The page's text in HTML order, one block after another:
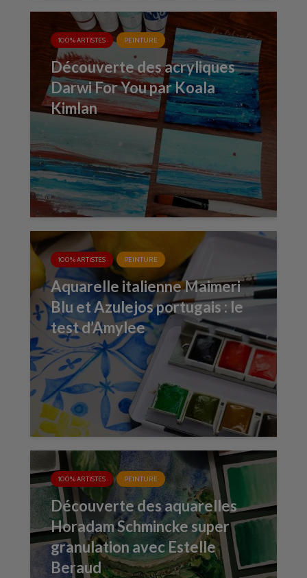
100% ARTISTES PEINTURE
Découverte des acryliques
Darwi For You par Koala
Kimlan
100% ARTISTES PEINTURE
Aquarelle italienne Maimeri
Blu et Azulejos portugais : le
test d’Amylee
100% ARTISTES PEINTURE
Découverte des aquarelles
Horadam Schmincke super
granulation avec Estelle
Beraud